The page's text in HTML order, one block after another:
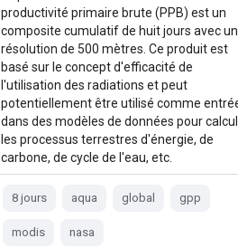
productivité primaire brute (PPB) est un
composite cumulatif de huit jours avec
résolution de 500 mètres. Ce produit est
basé sur le concept d'efficacité de
l'utilisation des radiations et peut
potentiellement être utilisé comme
dans des modèles de données pour
les processus terrestres d'énergie, de
carbone, de cycle de l'eau, etc.
8 jours aqua global gpp
modis nasa